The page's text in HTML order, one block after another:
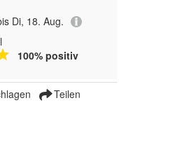
Di, 18. Aug.
100% positiv
Teilen